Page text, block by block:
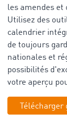
les amendes
Utilisez des
calendrier
de toujours
nationales et
possibilités
votre aperçu